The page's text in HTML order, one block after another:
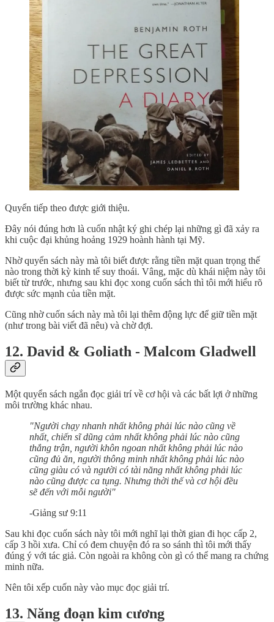
Quyển tiếp theo được giới thiệu.
Đây nói đúng hơn là cuốn nhật ký ghi chép lại những gì đã xảy ra
khi cuộc đại khủng hoảng 1929 hoành hành tại Mỹ.
Nhờ quyển sách này mà tôi biết được rằng tiền mặt quan trọng thế
nào trong thời kỳ kinh tế suy thoái. Vâng, mặc dù khái niệm này tôi
biết từ trước, nhưng sau khi đọc xong cuốn sách thì tôi mới hiểu rõ
được sức mạnh của tiền mặt.
Cũng nhờ cuốn sách này mà tôi lại thêm động lực để giữ tiền mặt
(như trong bài viết đã nêu) và chờ đợi.
12. David & Goliath - Malcom Gladwell
Một quyển sách ngắn đọc giải trí về cơ hội và các bất lợi ở những
môi trường khác nhau.
"Người chạy nhanh nhất không phải lúc nào cũng về
nhất, chiến sĩ dũng cảm nhất không phải lúc nào cũng
thắng trận, người khôn ngoan nhất không phải lúc nào
cũng đủ ăn, người thông minh nhất không phải lúc nào
cũng giàu có và người có tài năng nhất không phải lúc
nào cũng được ca tụng. Nhưng thời thế và cơ hội đều
sẽ đến với mỗi người"
-Giảng sư 9:11
Sau khi đọc cuốn sách này tôi mới nghĩ lại thời gian đi học cấp 2,
cấp 3 hồi xưa. Chỉ có đem chuyện đó ra so sánh thì tôi mới thấy
đúng ý với tác giả. Còn ngoài ra không còn gì có thể mang ra chứng
minh nữa.
Nên tôi xếp cuốn này vào mục đọc giải trí.
13. Năng đoạn kim cương